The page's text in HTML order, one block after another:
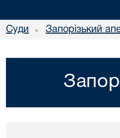
Суди • Запорізький